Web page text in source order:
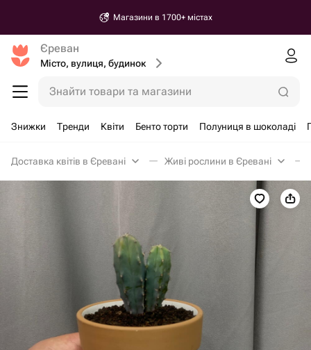
Магазини в 1700+ містах
Єреван
Місто, вулиця, будинок
Знайти товари та магазини
Знижки Тренди Квіти Бенто торти Полуниця в шоколаді
Доставка квітів в Єревані Живі рослини в Єревані